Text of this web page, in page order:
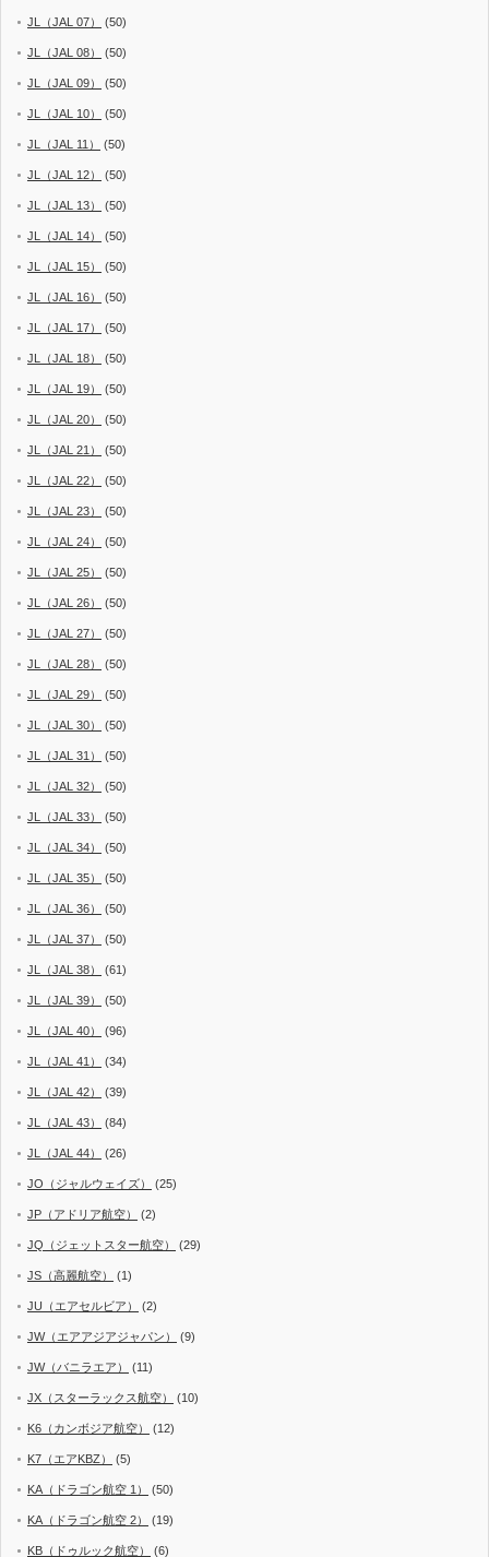
JL（JAL 07） (50)
JL（JAL 08） (50)
JL（JAL 09） (50)
JL（JAL 10） (50)
JL（JAL 11） (50)
JL（JAL 12） (50)
JL（JAL 13） (50)
JL（JAL 14） (50)
JL（JAL 15） (50)
JL（JAL 16） (50)
JL（JAL 17） (50)
JL（JAL 18） (50)
JL（JAL 19） (50)
JL（JAL 20） (50)
JL（JAL 21） (50)
JL（JAL 22） (50)
JL（JAL 23） (50)
JL（JAL 24） (50)
JL（JAL 25） (50)
JL（JAL 26） (50)
JL（JAL 27） (50)
JL（JAL 28） (50)
JL（JAL 29） (50)
JL（JAL 30） (50)
JL（JAL 31） (50)
JL（JAL 32） (50)
JL（JAL 33） (50)
JL（JAL 34） (50)
JL（JAL 35） (50)
JL（JAL 36） (50)
JL（JAL 37） (50)
JL（JAL 38） (61)
JL（JAL 39） (50)
JL（JAL 40） (96)
JL（JAL 41） (34)
JL（JAL 42） (39)
JL（JAL 43） (84)
JL（JAL 44） (26)
JO（ジャルウェイズ） (25)
JP（アドリア航空） (2)
JQ（ジェットスター航空） (29)
JS（高麗航空） (1)
JU（エアセルビア） (2)
JW（エアアジアジャパン） (9)
JW（バニラエア） (11)
JX（スターラックス航空） (10)
K6（カンボジア航空） (12)
K7（エアKBZ） (5)
KA（ドラゴン航空 1） (50)
KA（ドラゴン航空 2） (19)
KB（ドゥルック航空） (6)